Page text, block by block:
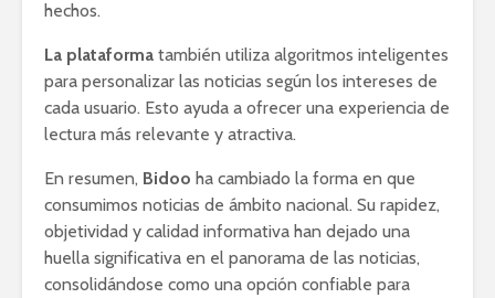
hechos.
La plataforma también utiliza algoritmos inteligentes
para personalizar las noticias según los intereses de
cada usuario. Esto ayuda a ofrecer una experiencia de
lectura más relevante y atractiva.
En resumen, Bidoo ha cambiado la forma en que
consumimos noticias de ámbito nacional. Su rapidez,
objetividad y calidad informativa han dejado una
huella significativa en el panorama de las noticias,
consolidándose como una opción confiable para